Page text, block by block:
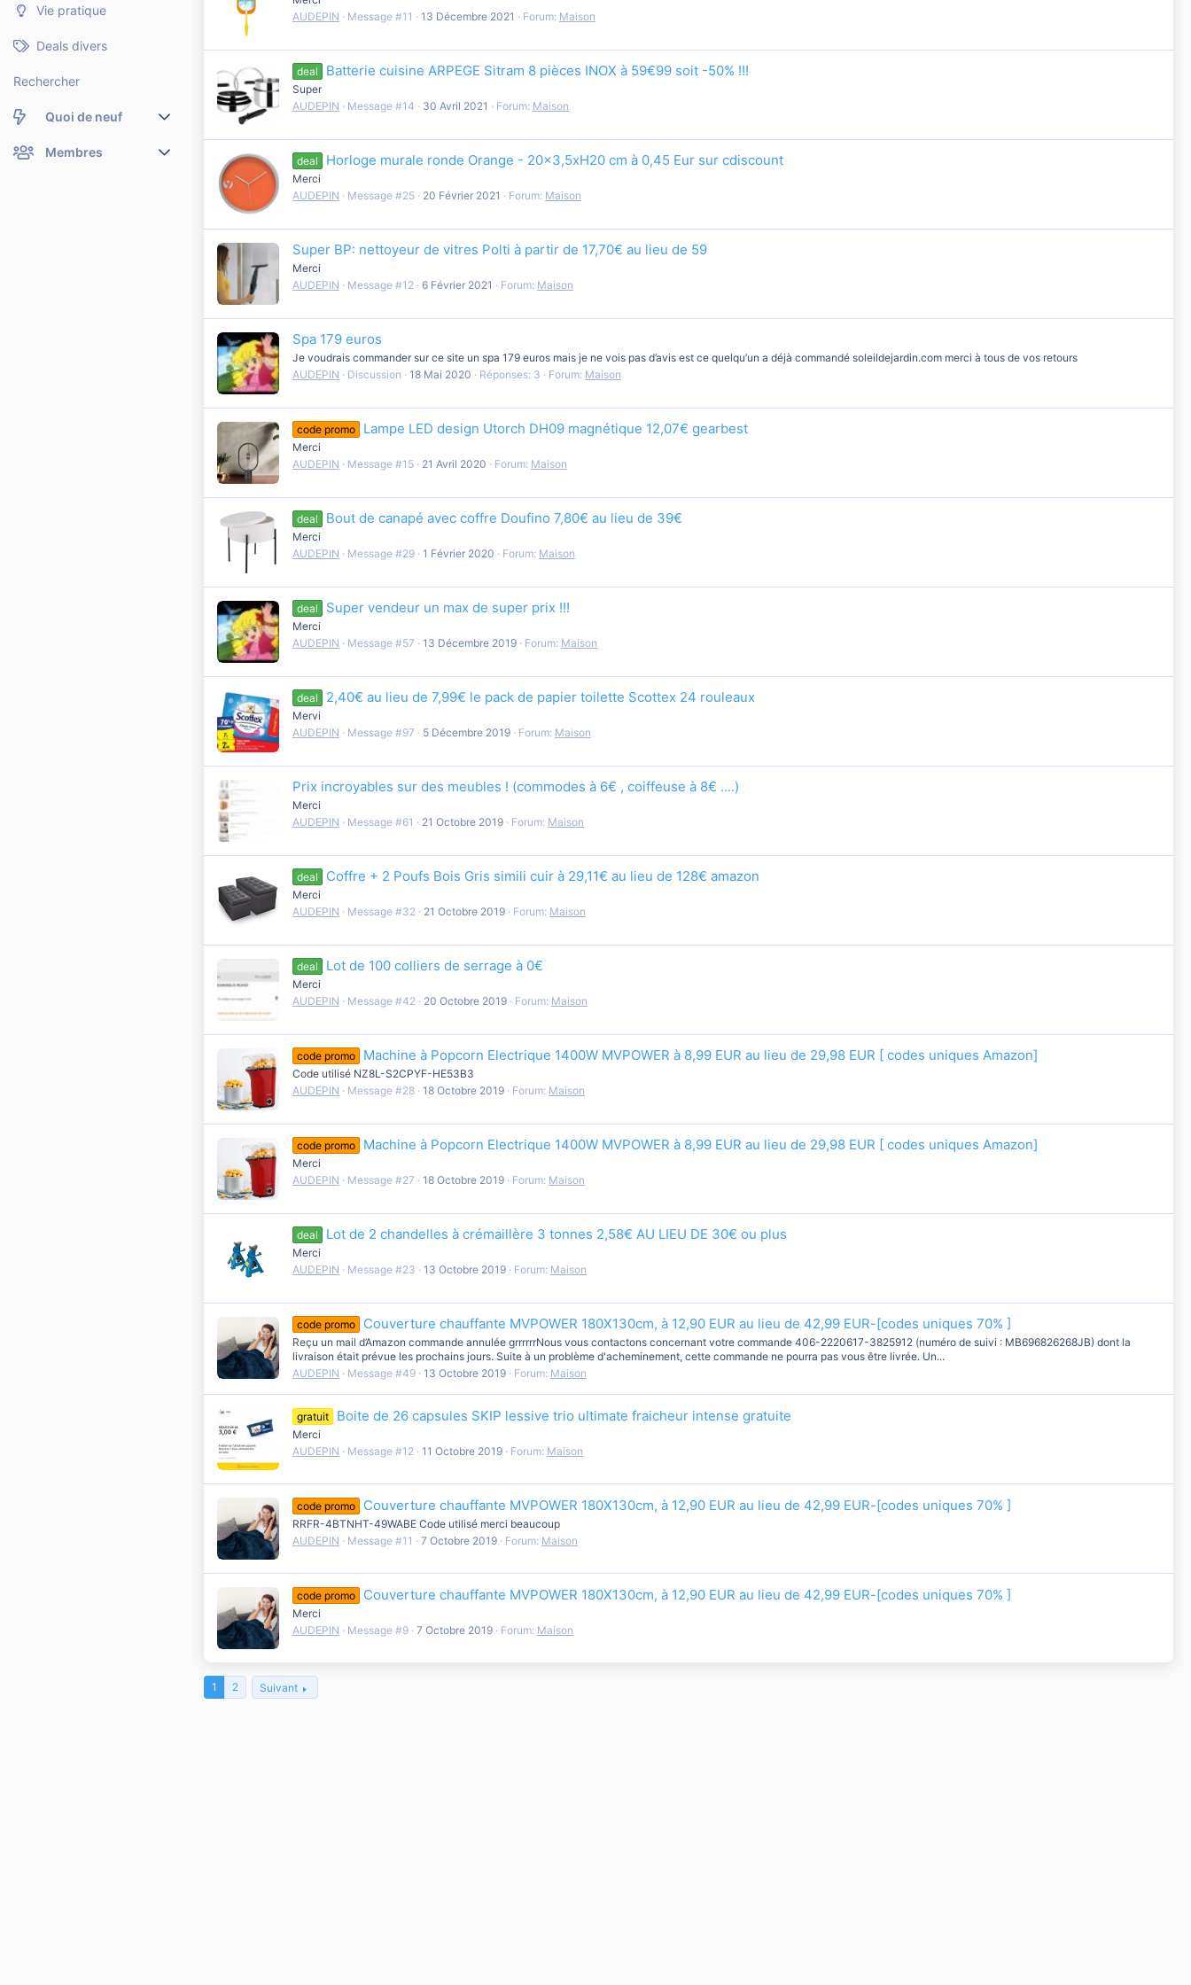
Vie pratique
Deals divers
Rechercher
Quoi de neuf
Nouveaux messages
Membres
AUDEPIN
Message #11 13 Décembre 2021 Forum: Maison
deal Batterie cuisine ARPEGE Sitram 8 pièces INOX à 59€99 soit -50% !!!
Super
AUDEPIN
Message #14 30 Avril 2021 Forum: Maison
deal Horloge murale ronde Orange - 20x3,5xH20 cm à 0,45 Eur sur cdiscount
Merci
AUDEPIN
Message #25 20 Février 2021 Forum: Maison
Super BP: nettoyeur de vitres Polti à partir de 17,70€ au lieu de 59
Merci
AUDEPIN
Message #12 6 Février 2021 Forum: Maison
Spa 179 euros
Je voudrais commander sur ce site un spa 179 euros mais je ne vois pas d’avis est ce quelqu’un a déjà commandé soleildejardin.com merci à tous de vos retours
AUDEPIN
Discussion 18 Mai 2020 Réponses: 3 Forum: Maison
code promo Lampe LED design Utorch DH09 magnétique 12,07€ gearbest
Merci
AUDEPIN
Message #15 21 Avril 2020 Forum: Maison
deal Bout de canapé avec coffre Doufino 7,80€ au lieu de 39€
Merci
AUDEPIN
Message #29 1 Février 2020 Forum: Maison
deal Super vendeur un max de super prix !!!
Merci
AUDEPIN
Message #57 13 Décembre 2019 Forum: Maison
deal 2,40€ au lieu de 7,99€ le pack de papier toilette Scottex 24 rouleaux
Mervi
AUDEPIN
Message #97 5 Décembre 2019 Forum: Maison
Prix incroyables sur des meubles ! (commodes à 6€ , coiffeuse à 8€ ....)
Merci
AUDEPIN
Message #61 21 Octobre 2019 Forum: Maison
deal Coffre + 2 Poufs Bois Gris simili cuir à 29,11€ au lieu de 128€ amazon
Merci
AUDEPIN
Message #32 21 Octobre 2019 Forum: Maison
deal Lot de 100 colliers de serrage à 0€
Merci
AUDEPIN
Message #42 20 Octobre 2019 Forum: Maison
code promo Machine à Popcorn Electrique 1400W MVPOWER à 8,99 EUR au lieu de 29,98 EUR [ codes uniques Amazon]
Code utilisé NZ8L-S2CPYF-HE53B3
AUDEPIN
Message #28 18 Octobre 2019 Forum: Maison
code promo Machine à Popcorn Electrique 1400W MVPOWER à 8,99 EUR au lieu de 29,98 EUR [ codes uniques Amazon]
Merci
AUDEPIN
Message #27 18 Octobre 2019 Forum: Maison
deal Lot de 2 chandelles à crémaillère 3 tonnes 2,58€ AU LIEU DE 30€ ou plus
Merci
AUDEPIN
Message #23 13 Octobre 2019 Forum: Maison
code promo Couverture chauffante MVPOWER 180X130cm, à 12,90 EUR au lieu de 42,99 EUR-[codes uniques 70% ]
Reçu un mail d’Amazon commande annulée grrrrrrNous vous contactons concernant votre commande 406-2220617-3825912 (numéro de suivi : MB696826268JB) dont la
livraison était prévue les prochains jours. Suite à un problème d'acheminement, cette commande ne pourra pas vous être livrée. Un...
AUDEPIN
Message #49 13 Octobre 2019 Forum: Maison
gratuit Boite de 26 capsules SKIP lessive trio ultimate fraicheur intense gratuite
Merci
AUDEPIN
Message #12 11 Octobre 2019 Forum: Maison
code promo Couverture chauffante MVPOWER 180X130cm, à 12,90 EUR au lieu de 42,99 EUR-[codes uniques 70% ]
RRFR-4BTNHT-49WABE Code utilisé merci beaucoup
AUDEPIN
Message #11 7 Octobre 2019 Forum: Maison
code promo Couverture chauffante MVPOWER 180X130cm, à 12,90 EUR au lieu de 42,99 EUR-[codes uniques 70% ]
Merci
AUDEPIN
Message #9 7 Octobre 2019 Forum: Maison
1 2 Suivant